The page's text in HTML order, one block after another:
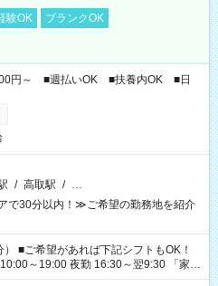
験OK
ブランクOK
円～ ■週払いOK ■扶養内OK ■日
/ 高取駅 / …
で30分以内！≫ご希望の勤務地を紹介
！
～19:00 夜勤 16:30～翌9:30 「家族
余裕を持って夕飯の準備がしたい」